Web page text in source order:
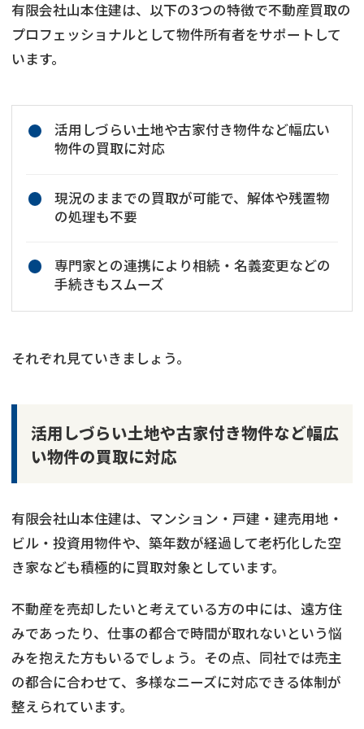
有限会社山本住建は、以下の3つの特徴で不動産買取の
プロフェッショナルとして物件所有者をサポートして
います。
活用しづらい土地や古家付き物件など幅広い
物件の買取に対応
現況のままでの買取が可能で、解体や残置物
の処理も不要
専門家との連携により相続・名義変更などの
手続きもスムーズ
それぞれ見ていきましょう。
活用しづらい土地や古家付き物件など幅広
い物件の買取に対応
有限会社山本住建は、マンション・戸建・建売用地・
ビル・投資用物件や、築年数が経過して老朽化した空
き家なども積極的に買取対象としています。
不動産を売却したいと考えている方の中には、遠方住
みであったり、仕事の都合で時間が取れないという悩
みを抱えた方もいるでしょう。その点、同社では売主
の都合に合わせて、多様なニーズに対応できる体制が
整えられています。